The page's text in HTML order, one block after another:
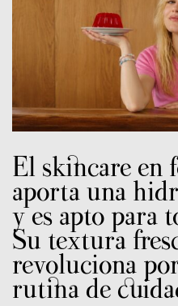
El skincare en
aporta una
y es apto para
Su textura
revoluciona
rutina de